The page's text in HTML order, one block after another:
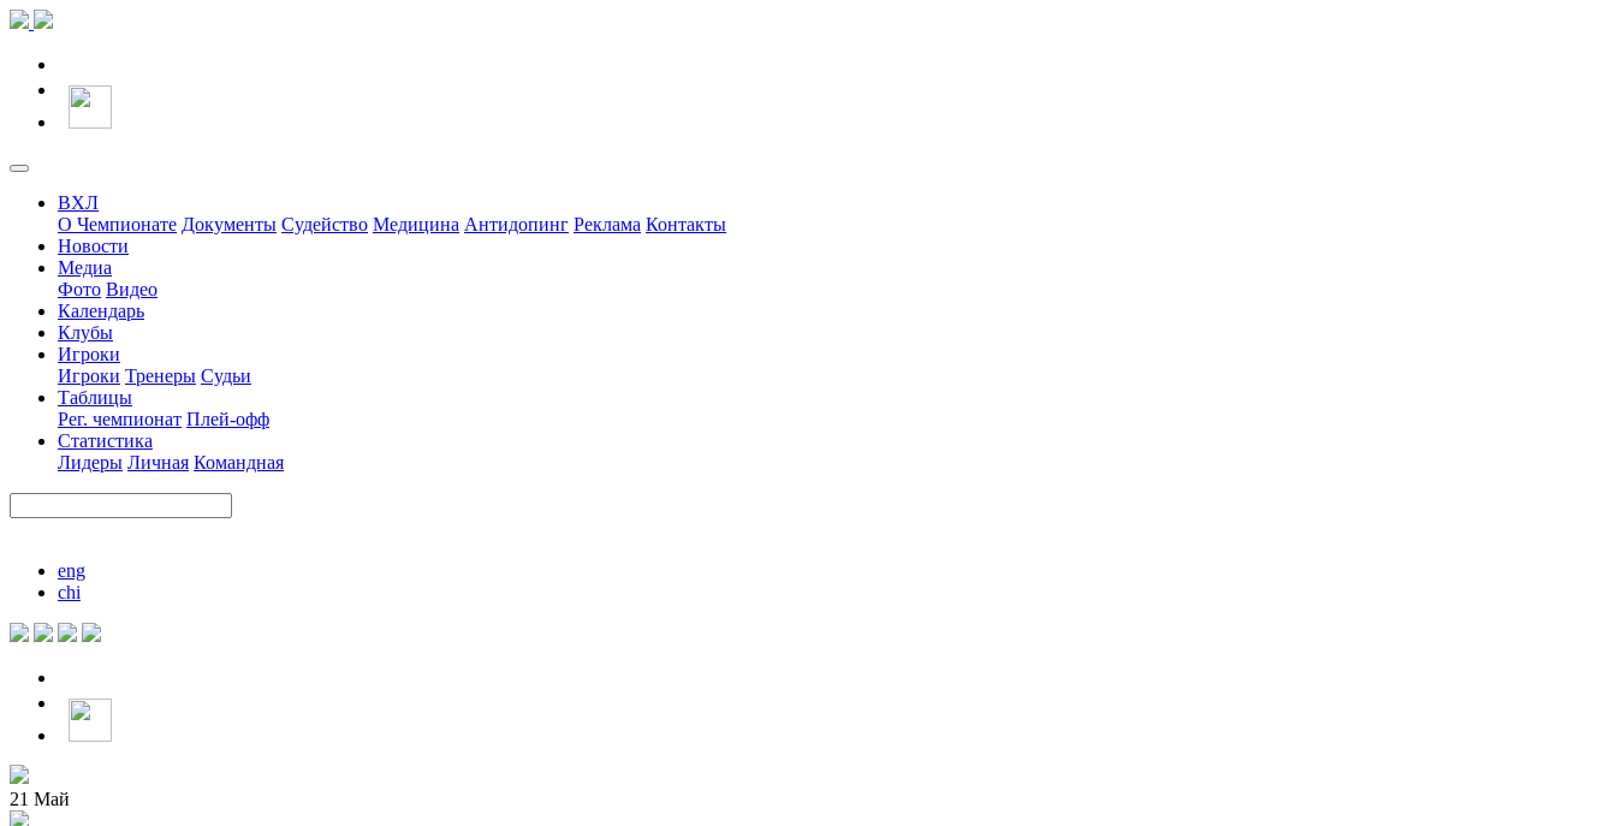
ВХЛ
О Чемпионате Документы Судейство Медицина Антидопинг Реклама Контакты
Новости
Медиа
Фото Видео
Календарь
Клубы
Игроки
Игроки Тренеры Судьи
Таблицы
Рег. чемпионат Плей-офф
Статистика
Лидеры Личная Командная
eng
chi
21 Май